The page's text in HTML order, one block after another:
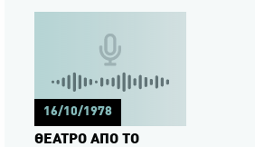
16/10/1978
ΘΕΑΤΡΟ ΑΠΟ ΤΟ